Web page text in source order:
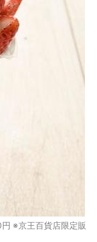
※京王百貨店限定販